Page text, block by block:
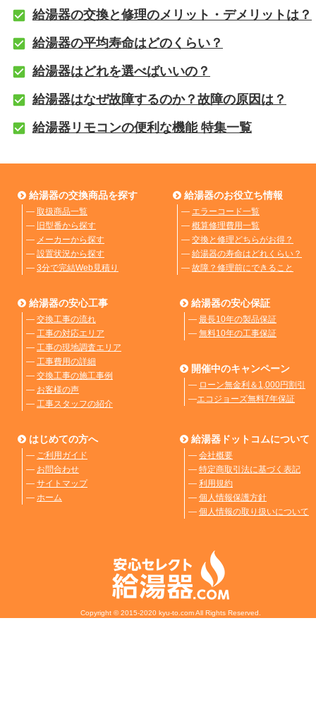
給湯器の交換と修理のメリット・デメリットは？
給湯器の平均寿命はどのくらい？
給湯器はどれを選べばいいの？
給湯器はなぜ故障するのか？故障の原因は？
給湯器リモコンの便利な機能 特集一覧
給湯器の交換商品を探す
― 取扱商品一覧
― 旧型番から探す
― メーカーから探す
― 設置状況から探す
― 3分で完結Web見積り
給湯器のお役立ち情報
― エラーコード一覧
― 概算修理費用一覧
― 交換と修理どちらがお得？
― 給湯器の寿命はどれくらい？
― 故障？修理前にできること
給湯器の安心工事
― 交換工事の流れ
― 工事の対応エリア
― 工事の現地調査エリア
― 工事費用の詳細
― 交換工事の施工事例
― お客様の声
― 工事スタッフの紹介
給湯器の安心保証
― 最長10年の製品保証
― 無料10年の工事保証
開催中のキャンペーン
― ローン無金利＆1,000円割引
―エコジョーズ無料7年保証
はじめての方へ
― ご利用ガイド
― お問合わせ
― サイトマップ
― ホーム
給湯器ドットコムについて
― 会社概要
― 特定商取引法に基づく表記
― 利用規約
― 個人情報保護方針
― 個人情報の取り扱いについて
Copyright © 2015-2020 kyu-to.com All Rights Reserved.